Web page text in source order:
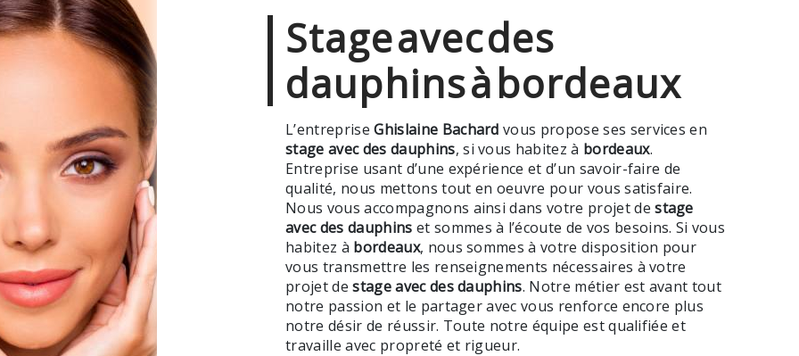
stage avec des
dauphins à bordeaux
L’entrepriseGhislaine Bachard vous propose ses services en
stage avec des dauphins, si vous habitez à bordeaux.
Entreprise usant d’une expérience et d’un savoir-faire de
qualité, nous mettons tout en oeuvre pour vous satisfaire.
Nous vous accompagnons ainsi dans votre projet destage
avec des dauphins et sommes à l’écoute de vos besoins. Si vous
habitez à bordeaux, nous sommes à votre disposition pour
vous transmettre les renseignements nécessaires à votre
projet destage avec des dauphins. Notre métier est avant tout
notre passion et le partager avec vous renforce encore plus
notre désir de réussir. Toute notre équipe est qualifiée et
travaille avec propreté et rigueur.